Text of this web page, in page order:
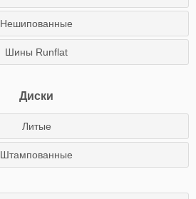
Нешипованные
Шины Runflat
Диски
Литые
Штампованные